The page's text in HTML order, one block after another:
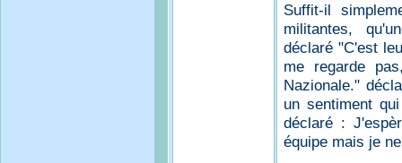
Suffit-il
militantes,
déclaré "C'est
me regarde
Nazionale."
un sentiment
déclaré :
équipe mais je